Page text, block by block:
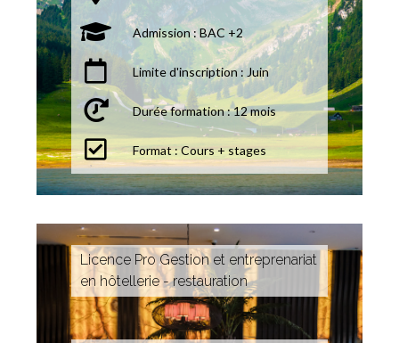
Admission : BAC +2
Limite d'inscription : Juin
Durée formation : 12 mois
Format : Cours + stages
Licence Pro Gestion et entreprenariat
en hôtellerie - restauration